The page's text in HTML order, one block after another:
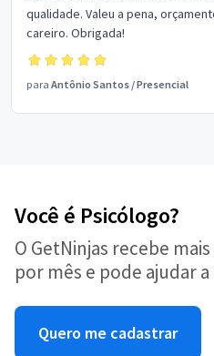
qualidade. Valeu a pena,
careiro. Obrigada!
para Antônio Santos /Presencial
Você é Psicólogo?
O GetNinjas recebe
por mês e pode ajudar
Quero me cadastrar